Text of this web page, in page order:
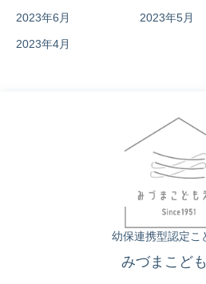
2023年6月 2023年5月
2023年4月
幼保連携型認定
みづまこど